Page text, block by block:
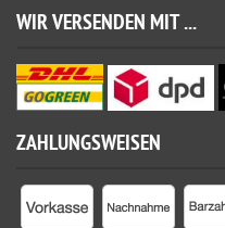
WIR VERSENDEN MIT ...
ZAHLUNGSWEISEN